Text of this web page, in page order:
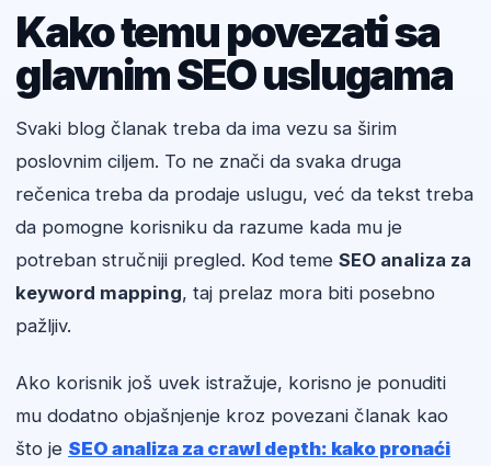
Kako temu povezati sa
glavnim SEO uslugama
Svaki blog članak treba da ima vezu sa širim
poslovnim ciljem. To ne znači da svaka druga
rečenica treba da prodaje uslugu, već da tekst treba
da pomogne korisniku da razume kada mu je
potreban stručniji pregled. Kod teme SEO analiza za
keyword mapping, taj prelaz mora biti posebno
pažljiv.
Ako korisnik još uvek istražuje, korisno je ponuditi
mu dodatno objašnjenje kroz povezani članak kao
što je SEO analiza za crawl depth: kako pronaći